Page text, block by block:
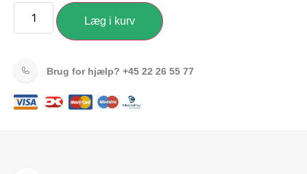
Læg i kurv
Brug for hjælp? +45 22 26 55 77